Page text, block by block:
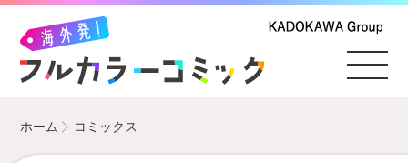
ホーム コミックス